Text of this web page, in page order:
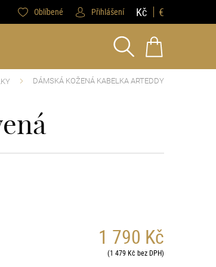
Oblíbené Přihlášení Kč €
DÁMSKÁ KOŽENÁ KABELKA ARTEDDY
1 790 Kč
(1 479 Kč bez DPH)